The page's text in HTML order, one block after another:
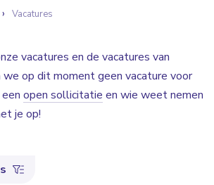
Vacatures
vacatures en de vacatures van
we op dit moment geen vacature voor
open sollicitatie en wie weet nemen
je op!